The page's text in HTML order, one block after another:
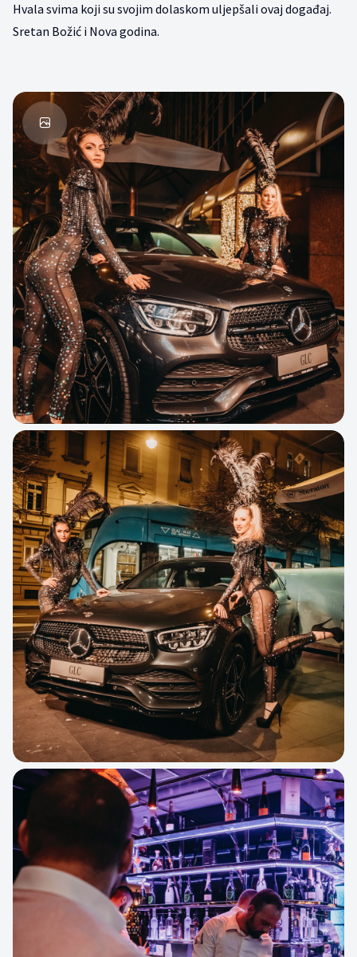
Hvala svima koji su svojim dolaskom uljepšali ovaj događaj.
Sretan Božić i Nova godina.